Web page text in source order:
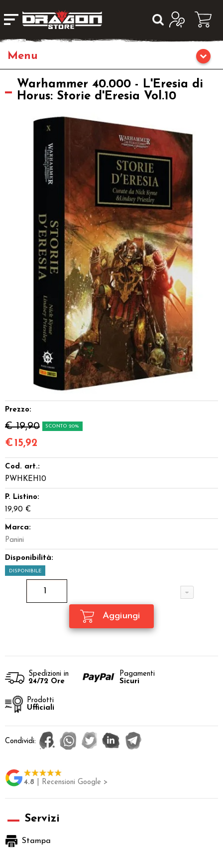
Home
Giochi di Ruolo
Librigame
Giochi di Carte Collezionabili
Accessori
Giocattoli e Gadget
Offerte del Dragone
Warhammer 40.000 - L'Eresia di
Horus: Storie d'Eresia Vol.10
Prezzo:
€ 19,90 SCONTO 20%
€ 15,92
Cod. art.:
PWHKEH10
P. Listino:
19,90 €
Marca:
Panini
Disponibilità:
DISPONIBILE
Spedizioni in
24/72 Ore
Pagamenti
Sicuri
Prodotti
Ufficiali
Condividi:
4.8 | Recensioni Google >
Servizi
Stampa